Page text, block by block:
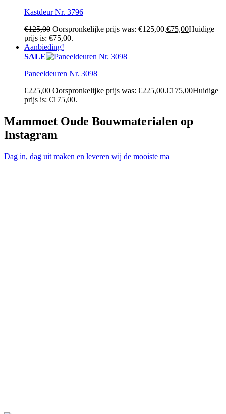
Kastdeur Nr. 3796
€125,00 Oorspronkelijke prijs was: €125,00.€75,00Huidige
prijs is: €75,00.
Aanbieding!
SALE
Paneeldeuren Nr. 3098
€225,00 Oorspronkelijke prijs was: €225,00.€175,00Huidige
prijs is: €175,00.
Mammoet Oude Bouwmaterialen op
Instagram
Dag in, dag uit maken en leveren wij de mooiste ma